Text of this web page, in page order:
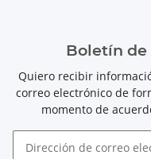
Boletín de
Quiero recibir
correo electrónico de
momento de